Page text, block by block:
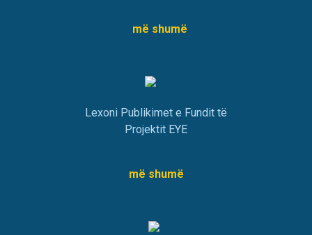
më shumë
Lexoni Publikimet e Fundit të
Projektit EYE
më shumë